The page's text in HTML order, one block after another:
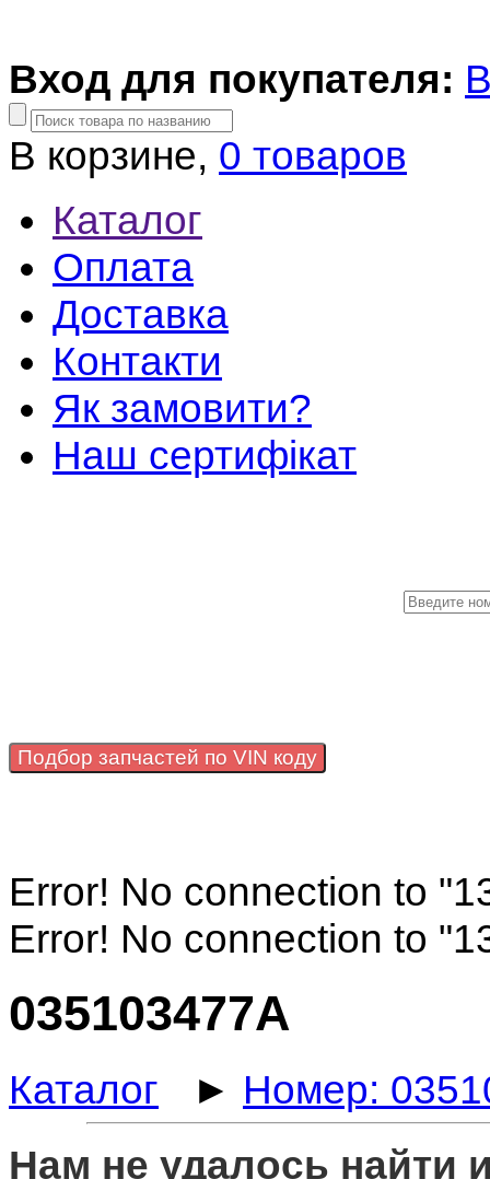
Вход для покупателя:
В корзине, 0 товаров
Каталог
Оплата
Доставка
Контакти
Як замовити?
Наш сертифікат
Подбор запчастей по VIN коду
Error! No connection to
Error! No connection to
035103477A
Каталог ► Номер:
Нам не удалось найти